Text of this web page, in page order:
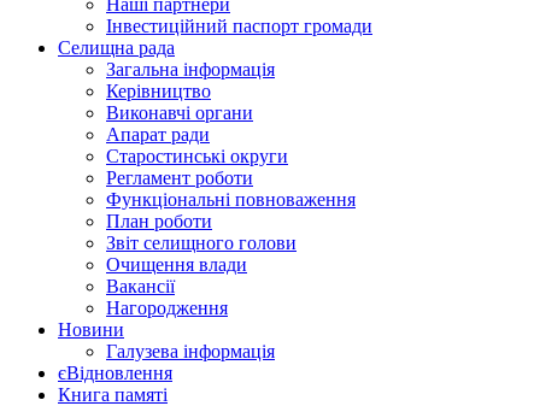
Інвестиційний паспорт громади
Селищна рада
Загальна інформація
Керівництво
Виконавчі органи
Апарат ради
Старостинські округи
Регламент роботи
Функціональні повноваження
План роботи
Звіт селищного голови
Очищення влади
Вакансії
Нагородження
Новини
Галузева інформація
єВідновлення
Книга памяті